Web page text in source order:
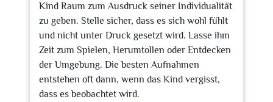
Kind Raum zum Ausdruck seiner Individualität
zu geben. Stelle sicher, dass es sich wohl fühlt
und nicht unter Druck gesetzt wird. Lasse ihm
Zeit zum Spielen, Herumtollen oder Entdecken
der Umgebung. Die besten Aufnahmen
entstehen oft dann, wenn das Kind vergisst,
dass es beobachtet wird.